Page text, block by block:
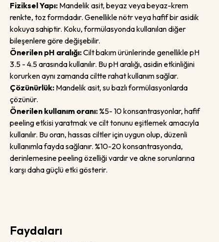
Fiziksel Yapı: Mandelik asit, beyaz veya beyaz-krem
renkte, toz formdadır. Genellikle nötr veya hafif bir asidik
kokuya sahiptir. Koku, formülasyonda kullanılan diğer
bileşenlere göre değişebilir.
Önerilen pH aralığı:Cilt bakım ürünlerinde genellikle pH
3.5 - 4.5 arasında kullanılır. Bu pH aralığı, asidin etkinliğini
korurken aynı zamanda ciltte rahat kullanım sağlar.
Çözünürlük: Mandelik asit, su bazlı formülasyonlarda
çözünür.
Önerilen kullanım oranı:%5- 10 konsantrasyonlar, hafif
peeling etkisi yaratmak ve cilt tonunu eşitlemek amacıyla
kullanılır. Bu oran, hassas ciltler için uygun olup, düzenli
kullanımla fayda sağlanır. %10-20 konsantrasyonda,
derinlemesine peeling özelliği vardır ve akne sorunlarına
karşı daha güçlü etki gösterir.
Faydaları